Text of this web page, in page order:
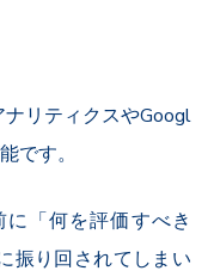
ナリティクスやGoogl
です。
「何を評価すべき
振り回されてしまい